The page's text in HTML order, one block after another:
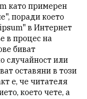
като примерен
поради което
в Интернет
в процес на
биват
случайност или
оставяни в този
е, че читателя
което чете, а